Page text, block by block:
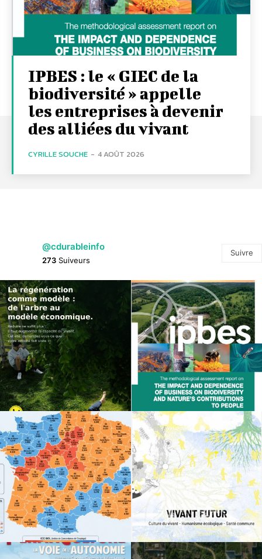
IPBES : le « GIEC de la
biodiversité » appelle
les entreprises à devenir
des alliées du vivant
CYRILLE SOUCHE - 4 AOÛT 2026
@cdurableinfo
273 Suiveurs
Suivre